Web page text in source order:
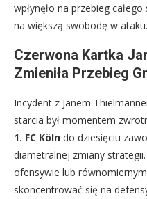
wpłynęło na przebieg
na większą swobodę w ataku.
Czerwona Kartka
Zmieniła Przebieg
Incydent z Janem
starcia był momentem
1. FC Köln do dziesięciu
diametralnej zmiany
ofensywie lub równomiernym
skoncentrować się na